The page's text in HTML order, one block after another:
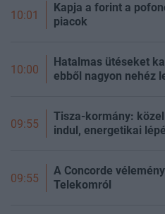
10:01
Kapja a forint a
piacok
10:00
Hatalmas ütéseket
ebből nagyon nehéz
09:55
Tisza-kormány:
indul, energetikai
09:55
A Concorde
Telekomról